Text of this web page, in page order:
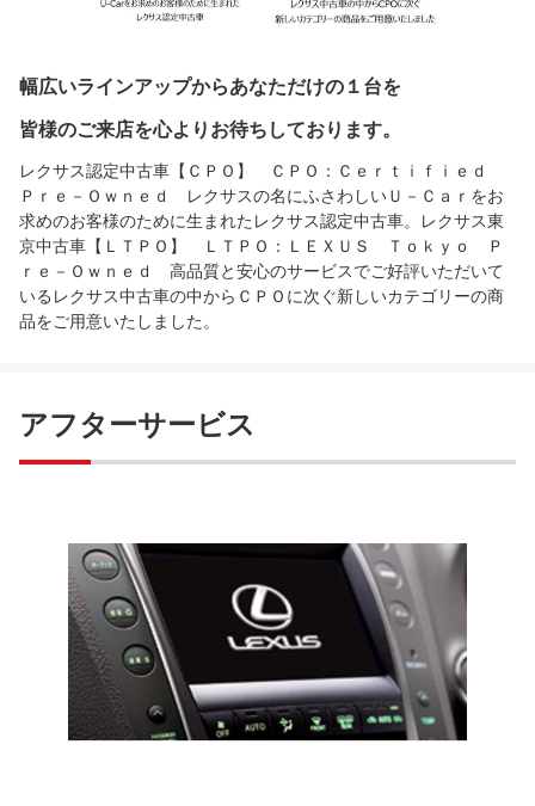
幅広いラインアップからあなただけの１台を
皆様のご来店を心よりお待ちしております。
レクサス認定中古車【ＣＰＯ】 ＣＰＯ：Ｃｅｒｔｉｆｉｅｄ
Ｐｒｅ－Ｏｗｎｅｄ レクサスの名にふさわしいＵ－Ｃａｒをお
求めのお客様のために生まれたレクサス認定中古車。レクサス東
京中古車【ＬＴＰＯ】 ＬＴＰＯ：ＬＥＸＵＳ Ｔｏｋｙｏ Ｐ
ｒｅ－Ｏｗｎｅｄ 高品質と安心のサービスでご好評いただいて
いるレクサス中古車の中からＣＰＯに次ぐ新しいカテゴリーの商
品をご用意いたしました。
アフターサービス